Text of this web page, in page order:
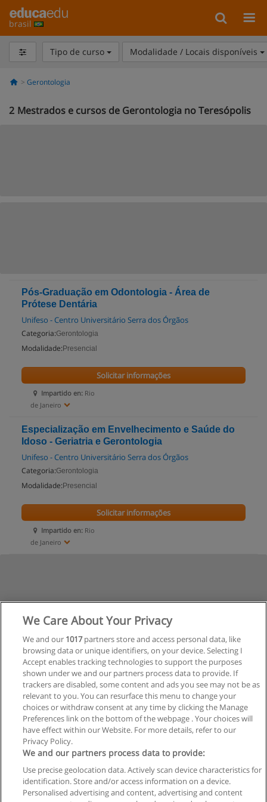
brasil
Tipo de curso Modalidade / Locais disponíveis
Gerontologia
2 Mestrados e cursos de Gerontologia no Teresópolis
Pós-Graduação em Odontologia - Área de
Prótese Dentária
Unifeso - Centro Universitário Serra dos Órgãos
Categoria:Gerontologia
Modalidade: Presencial
Impartido en: Rio
de Janeiro
Solicitar informações
Especialização em Envelhecimento e Saúde do
Idoso - Geriatria e Gerontologia
Unifeso - Centro Universitário Serra dos Órgãos
Categoria:Gerontologia
Modalidade: Presencial
Impartido en: Rio
de Janeiro
Solicitar informações
Regras de uso
Privacidade de dados
Entrar em contato com Educaedu
We Care About Your Privacy
We and our 1017partners store and access personal data, like
browsing data or unique identifiers, on your device. Selecting I
Accept enables tracking technologies to support the purposes
shown under we and our partners process data to provide. If
trackers are disabled, some content and ads you see may not be as
relevant to you. You can resurface this menu to change your
choices or withdraw consent at any time by clicking the Manage
Preferences link on the bottom of the webpage . Your choices will
have effect within our Website. For more details, refer to our
Privacy Policy.
We and our partners process data to provide:
Use precise geolocation data. Actively scan device characteristics for
identification. Store and/or access information on a device.
Personalised advertising and content, advertising and content